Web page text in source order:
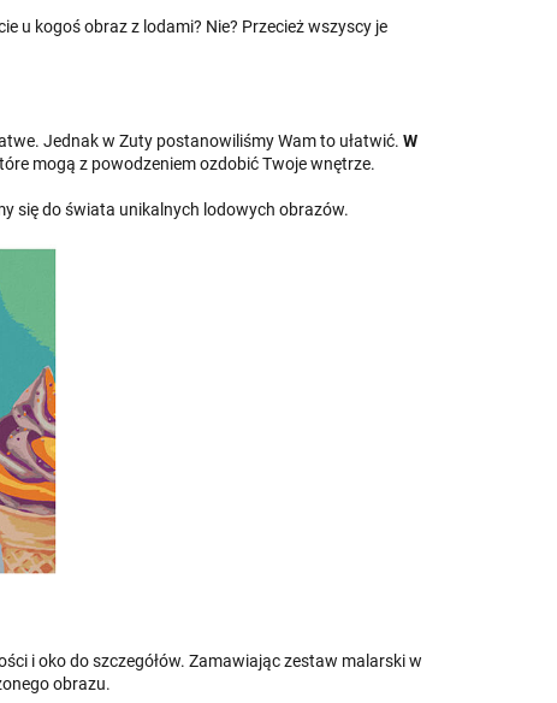
u kogoś obraz z lodami? Nie? Przecież wszyscy je
Jednak w Zuty postanowiliśmy Wam to ułatwić. W
mogą z powodzeniem ozdobić Twoje wnętrze.
się do świata unikalnych lodowych obrazów.
i oko do szczegółów. Zamawiając zestaw malarski w
obrazu.